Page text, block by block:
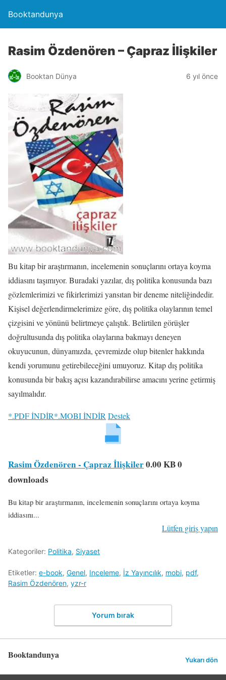
Booktandunya
Rasim Özdenören – Çapraz İlişkiler
Booktan Dünya 6 yıl önce
Bu kitap bir araştırmanın, incelemenin sonuçlarını ortaya koyma
iddiasını taşımıyor. Buradaki yazılar, dış politika konusunda bazı
gözlemlerimizi ve fikirlerimizi yansıtan bir deneme niteliğindedir.
Kişisel değerlendirmelerimize göre, dış politika olaylarının temel
çizgisini ve yönünü belirtmeye çalıştık. Belirtilen görüşler
doğrultusunda dış politika olaylarına bakmayı deneyen
okuyucunun, dünyamızda, çevremizde olup bitenler hakkında
kendi yorumunu getirebileceğini umuyoruz. Kitap dış politika
konusunda bir bakış açısı kazandırabilirse amacını yerine getirmiş
sayılmalıdır.
*.PDF İNDİR*.MOBI İNDİR Destek
Rasim Özdenören - Çapraz İlişkiler0.00 KB0
downloads
Bu kitap bir araştırmanın, incelemenin sonuçlarını ortaya koyma
iddiasını...
Lütfen giriş yapın
Kategoriler: Politika, Siyaset
Etiketler: e-book, Genel, Inceleme, İz Yayıncılık, mobi, pdf,
Rasim Özdenören, yzr-r
Yorum bırak
Booktandunya Yukarı dön